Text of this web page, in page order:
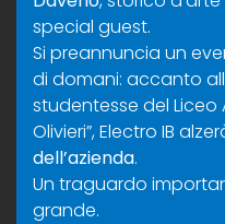
special guest.
Si preannuncia un
di domani: accanto
studentesse del Liceo
Olivieri”, Electro IB
dell’azienda.
Un traguardo
grande.